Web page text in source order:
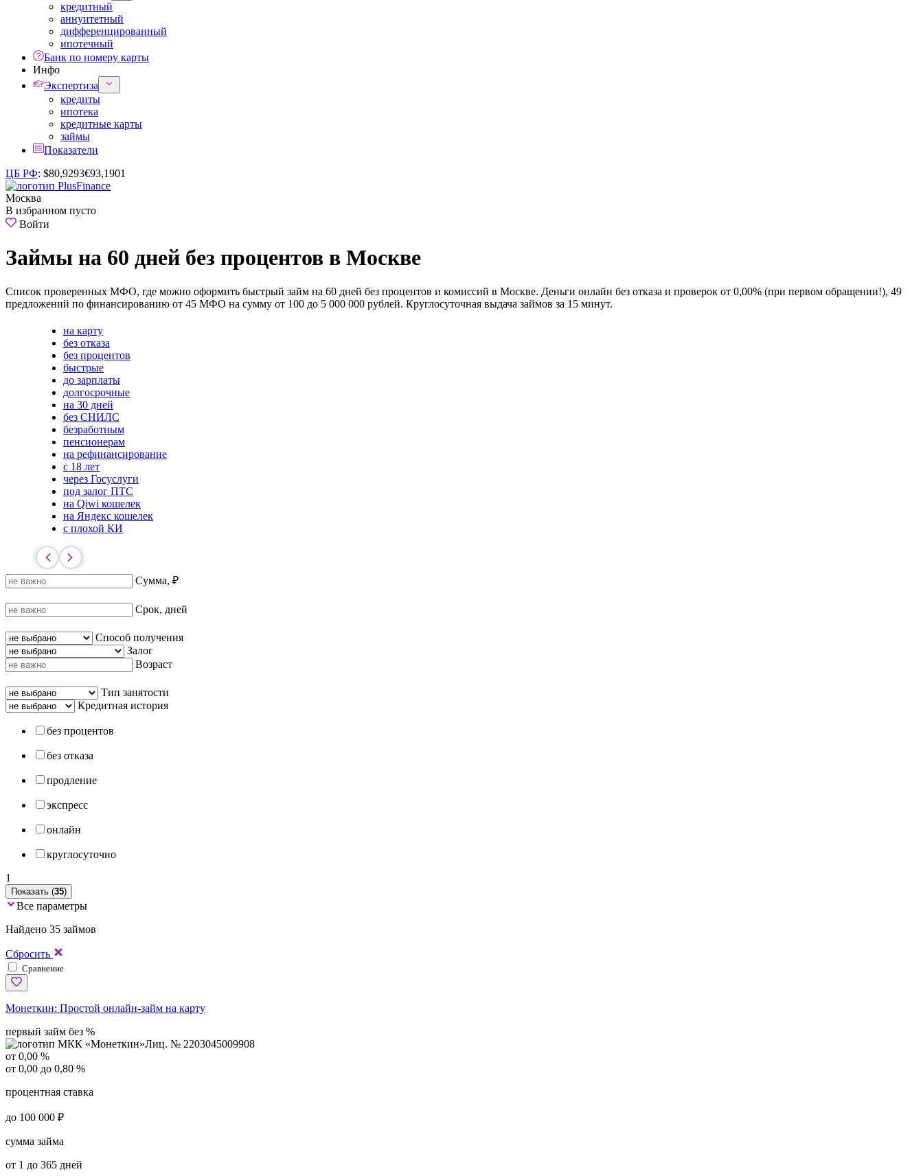
кредитный
аннуитетный
дифференцированный
ипотечный
Банк по номеру карты
Инфо
Экспертиза
кредиты
ипотека
кредитные карты
займы
Показатели
ЦБ РФ: $80,9293€93,1901
Москва
В избранном пусто
Войти
Займы на 60 дней без процентов в Москве
Список проверенных МФО, где можно оформить быстрый займ на 60 дней без процентов и комиссий в Москве. Деньги онлайн без отказа и проверок от 0,00% (при первом обращении!), 49
предложений по финансированию от 45 МФО на сумму от 100 до 5 000 000 рублей. Круглосуточная выдача займов за 15 минут.
на карту
без отказа
без процентов
быстрые
до зарплаты
долгосрочные
на 30 дней
без СНИЛС
безработным
пенсионерам
на рефинансирование
с 18 лет
через Госуслуги
под залог ПТС
на Qiwi кошелек
на Яндекс кошелек
с плохой КИ
Сумма, ₽
Срок, дней
Способ получения
Залог
Возраст
Тип занятости
Кредитная история
без процентов
без отказа
продление
экспресс
онлайн
круглосуточно
1
Показать (35)
Все параметры
Найдено 35 займов
Сбросить
Сравнение
Монеткин: Простой онлайн-займ на карту
первый займ без %
Лиц. № 2203045009908
от 0,00 %
от 0,00 до 0,80 %
процентная ставка
до 100 000 ₽
сумма займа
от 1 до 365 дней